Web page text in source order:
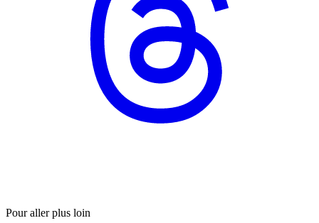
Pour aller plus loin